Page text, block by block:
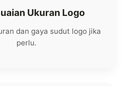
Ukuran Logo
dan gaya sudut logo jika
perlu.